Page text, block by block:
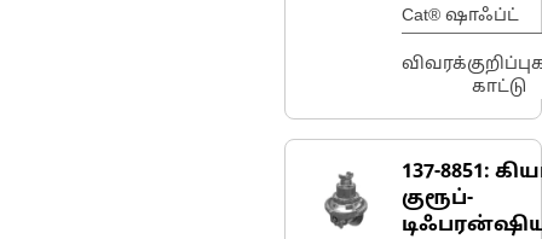
ஸ்ப்லைன்
ஷாஃப்ட்
Cat® ஷாஃப்ட்
காட்டு
137-8851:
குரூப்-